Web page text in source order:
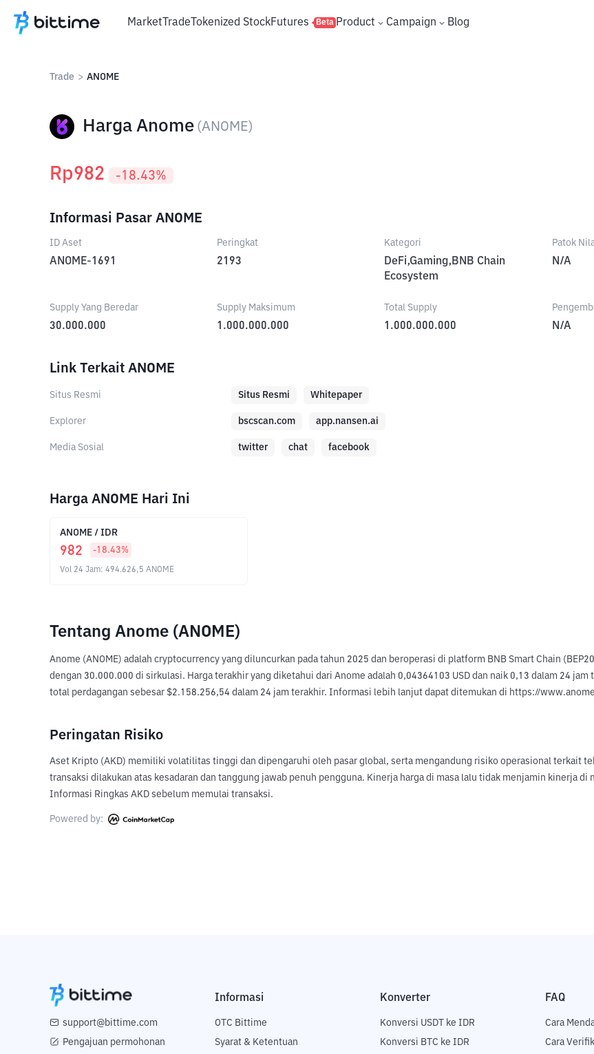
MarketTradeTokenized StockFutures Beta Product Campaign Blog
Trade > ANOME
Harga Anome (ANOME)
Rp982 -18.43%
Informasi Pasar ANOME
ID Aset
ANOME-1691
Peringkat
2193
Kategori
DeFi,Gaming,BNB Chain
Ecosystem
Patok
N/A
Supply Yang Beredar
30.000.000
Supply Maksimum
1.000.000.000
Total Supply
1.000.000.000 N/A
Link Terkait ANOME
Situs Resmi Situs Resmi Whitepaper
Explorer bscscan.com app.nansen.ai
Media Sosial twitter chat facebook
Harga ANOME Hari Ini
ANOME / IDR
982 -18.43%
Vol 24 Jam: 494.626,5 ANOME
Tentang Anome (ANOME)
Anome (ANOME) adalah cryptocurrency yang diluncurkan pada tahun 2025 dan beroperasi di platform BNB Smart Chain
dengan 30.000.000 di sirkulasi. Harga terakhir yang diketahui dari Anome adalah 0,04364103 USD dan naik 0,13 dalam 24
total perdagangan sebesar $2.158.256,54 dalam 24 jam terakhir. Informasi lebih lanjut dapat ditemukan di https://
Peringatan Risiko
Aset Kripto (AKD) memiliki volatilitas tinggi dan dipengaruhi oleh pasar global, serta mengandung risiko operasional terkait
transaksi dilakukan atas kesadaran dan tanggung jawab penuh pengguna. Kinerja harga di masa lalu tidak menjamin kinerja di
Informasi Ringkas AKD sebelum memulai transaksi.
Powered by:
support@bittime.com
Pengajuan permohonan
Informasi
OTC Bittime
Syarat & Ketentuan
Konverter
Konversi USDT ke IDR
Konversi BTC ke IDR
FAQ
Cara
Cara